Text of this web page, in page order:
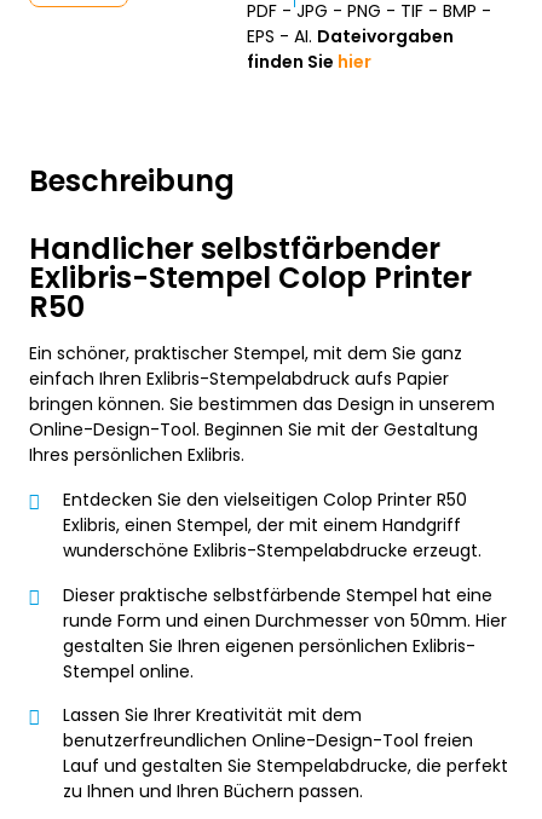
Beschreibung
Handlicher selbstfärbender
Exlibris-Stempel Colop Printer
R50
Ein schöner, praktischer Stempel, mit dem Sie ganz
einfach Ihren Exlibris-Stempelabdruck aufs Papier
bringen können. Sie bestimmen das Design in unserem
Online-Design-Tool. Beginnen Sie mit der Gestaltung
Ihres persönlichen Exlibris.
Entdecken Sie den vielseitigen Colop Printer R50
Exlibris, einen Stempel, der mit einem Handgriff
wunderschöne Exlibris-Stempelabdrucke erzeugt.
Dieser praktische selbstfärbende Stempel hat eine
runde Form und einen Durchmesser von 50mm. Hier
gestalten Sie Ihren eigenen persönlichen Exlibris-
Stempel online.
Lassen Sie Ihrer Kreativität mit dem
benutzerfreundlichen Online-Design-Tool freien
Lauf und gestalten Sie Stempelabdrucke, die perfekt
zu Ihnen und Ihren Büchern passen.
PDF - JPG - PNG - TIF - BMP -
EPS - AI. Dateivorgaben
finden Sie hier